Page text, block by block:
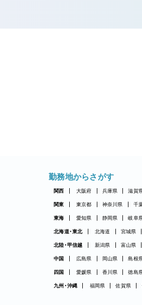
勤務地からさがす
関西 大阪府 兵庫県 滋賀
関東 東京都 神奈川県 千
東海 愛知県 静岡県 岐阜
北海道・東北 北海道 宮城県
北陸・甲信越 新潟県 富山県
中国 広島県 岡山県 島根
四国 愛媛県 香川県 徳島
九州・沖縄 福岡県 佐賀県